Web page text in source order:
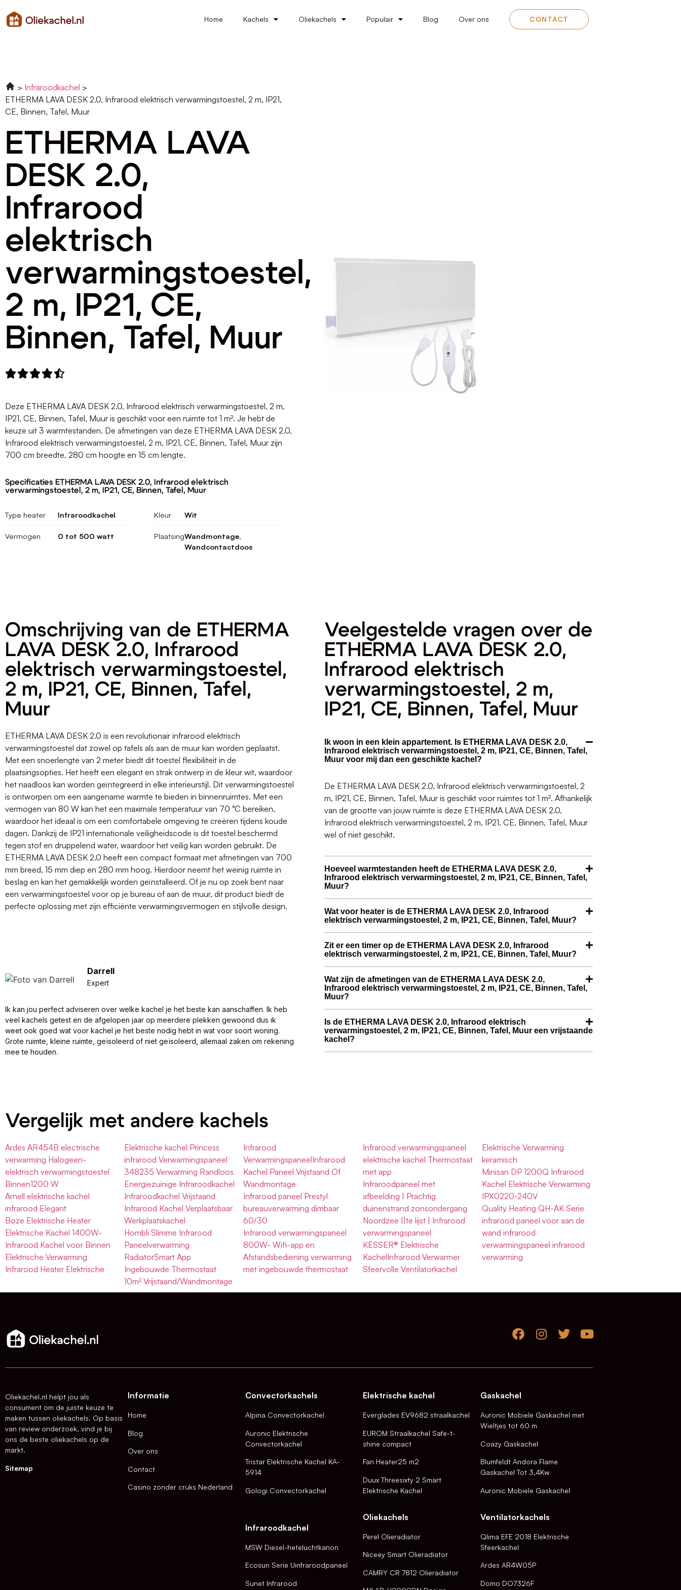
Home Kachels Oliekachels Populair Blog Over ons CONTACT
Infraroodkachel
ETHERMA LAVA DESK 2.0, Infrarood elektrisch verwarmingstoestel, 2 m, IP21,
CE, Binnen, Tafel, Muur
ETHERMA LAVA
DESK 2.0,
Infrarood
elektrisch
verwarmingstoestel,
2 m, IP21, CE,
Binnen, Tafel, Muur

Deze ETHERMA LAVA DESK 2.0, Infrarood elektrisch verwarmingstoestel, 2 m,
IP21, CE, Binnen, Tafel, Muur is geschikt voor een ruimte tot 1 m². Je hebt de
keuze uit 3 warmtestanden. De afmetingen van deze ETHERMA LAVA DESK 2.0,
Infrarood elektrisch verwarmingstoestel, 2 m, IP21, CE, Binnen, Tafel, Muur zijn
700 cm breedte, 280 cm hoogte en 15 cm lengte.
Specificaties ETHERMA LAVA DESK 2.0, Infrarood elektrisch
verwarmingstoestel, 2 m, IP21, CE, Binnen, Tafel, Muur
Type heater Infraroodkachel
Vermogen 0 tot 500 watt
Kleur Wit
PlaatsingWandmontage,
Wandcontactdoos
Omschrijving van de ETHERMA
LAVA DESK 2.0, Infrarood
elektrisch verwarmingstoestel,
2 m, IP21, CE, Binnen, Tafel,
Muur
ETHERMA LAVA DESK 2.0 is een revolutionair infrarood elektrisch
verwarmingstoestel dat zowel op tafels als aan de muur kan worden geplaatst.
Met een snoerlengte van 2 meter biedt dit toestel flexibiliteit in de
plaatsingsopties. Het heeft een elegant en strak ontwerp in de kleur wit, waardoor
het naadloos kan worden geïntegreerd in elke interieurstijl. Dit verwarmingstoestel
is ontworpen om een aangename warmte te bieden in binnenruimtes. Met een
vermogen van 80 W kan het een maximale temperatuur van 70 °C bereiken,
waardoor het ideaal is om een comfortabele omgeving te creëren tijdens koude
dagen. Dankzij de IP21 internationale veiligheidscode is dit toestel beschermd
tegen stof en druppelend water, waardoor het veilig kan worden gebruikt. De
ETHERMA LAVA DESK 2.0 heeft een compact formaat met afmetingen van 700
mm breed, 15 mm diep en 280 mm hoog. Hierdoor neemt het weinig ruimte in
beslag en kan het gemakkelijk worden geïnstalleerd. Of je nu op zoek bent naar
een verwarmingstoestel voor op je bureau of aan de muur, dit product biedt de
perfecte oplossing met zijn efficiënte verwarmingsvermogen en stijlvolle design.
Darrell
Expert
Ik kan jou perfect adviseren over welke kachel je het beste kan aanschaffen. Ik heb
veel kachels getest en de afgelopen jaar op meerdere plekken gewoond dus ik
weet ook goed wat voor kachel je het beste nodig hebt in wat voor soort woning.
Grote ruimte, kleine ruimte, geïsoleerd of niet geïsoleerd, allemaal zaken om rekening
mee te houden.
Veelgestelde vragen over de
ETHERMA LAVA DESK 2.0,
Infrarood elektrisch
verwarmingstoestel, 2 m,
IP21, CE, Binnen, Tafel, Muur
Ik woon in een klein appartement. Is ETHERMA LAVA DESK 2.0,
Infrarood elektrisch verwarmingstoestel, 2 m, IP21, CE, Binnen, Tafel,
Muur voor mij dan een geschikte kachel?
De ETHERMA LAVA DESK 2.0, Infrarood elektrisch verwarmingstoestel, 2
m, IP21, CE, Binnen, Tafel, Muur is geschikt voor ruimtes tot 1 m². Afhankelijk
van de grootte van jouw ruimte is deze ETHERMA LAVA DESK 2.0,
Infrarood elektrisch verwarmingstoestel, 2 m, IP21, CE, Binnen, Tafel, Muur
wel of niet geschikt.
Hoeveel warmtestanden heeft de ETHERMA LAVA DESK 2.0,
Infrarood elektrisch verwarmingstoestel, 2 m, IP21, CE, Binnen, Tafel,
Muur?
Wat voor heater is de ETHERMA LAVA DESK 2.0, Infrarood
elektrisch verwarmingstoestel, 2 m, IP21, CE, Binnen, Tafel, Muur?
Zit er een timer op de ETHERMA LAVA DESK 2.0, Infrarood
elektrisch verwarmingstoestel, 2 m, IP21, CE, Binnen, Tafel, Muur?
Wat zijn de afmetingen van de ETHERMA LAVA DESK 2.0,
Infrarood elektrisch verwarmingstoestel, 2 m, IP21, CE, Binnen, Tafel,
Muur?
Is de ETHERMA LAVA DESK 2.0, Infrarood elektrisch
verwarmingstoestel, 2 m, IP21, CE, Binnen, Tafel, Muur een vrijstaande
kachel?
Vergelijk met andere kachels
Ardes AR454B electrische
verwarming Halogeen-
elektrisch verwarmingstoestel
Binnen1200 W
Arnell elektrische kachel
infrarood Elegant
Boze Elektrische Heater
Elektrische Kachel 1400W-
Infrarood Kachel voor Binnen
Elektrische Verwarming
Infrarood Heater Elektrische
Elektrische kachel Princess
infrarood Verwarmingspaneel
348235 Verwarming Randloos
Energiezuinige Infraroodkachel
Infraroodkachel Vrijstaand
Infrarood Kachel Verplaatsbaar
Werkplaatskachel
Hombli Slimme Infrarood
Paneelverwarming
RadiatorSmart App
Ingebouwde Thermostaat
10m² Vrijstaand/Wandmontage
Infrarood
VerwarmingspaneelInfrarood
Kachel Paneel Vrijstaand Of
Wandmontage
Infrarood paneel Prestyl
bureauverwarming dimbaar
60/30
Infrarood verwarmingspaneel
800W- Wifi-app en
Afstandsbediening verwarming
met ingebouwde thermostaat
Infrarood verwarmingspaneel
elektrische kachel Thermostaat
met app
Infraroodpaneel met
afbeelding | Prachtig
duinenstrand zonsondergang
Noordzee ||te lijst | Infrarood
verwarmingspaneel
KESSER® Elektrische
KachelInfrarood Verwarmer
Sfeervolle Ventilatorkachel
Elektrische Verwarming
keramisch
Minisan DP 1200Q Infrarood
Kachel Elektrische Verwarming
IPX0220-240V
Quality Heating QH-AK Serie
infrarood paneel voor aan de
wand infrarood
verwarmingspaneel infrarood
verwarming
Oliekachel.nl helpt jou als
consument om de juiste keuze te
maken tussen oliekachels. Op basis
van review onderzoek, vind je bij
ons de beste oliekachels op de
markt.
Sitemap
Informatie
Home
Blog
Over ons
Contact
Casino zonder cruks Nederland
Convectorkachels
Alpina Convectorkachel
Auronic Elektrische
Convectorkachel
Tristar Elektrische Kachel KA-
5914
Gologi Convectorkachel
Infraroodkachel
MSW Diesel-heteluchtkanon
Ecosun Serie Uinfraroodpaneel
Sunet Infrarood
Elektrische kachel
Everglades EV9682 straalkachel
EUROM Straalkachel Safe-t-
shine compact
Fan Heater25 m2
Duux Threesixty 2 Smart
Elektrische Kachel
Oliekachels
Perel Olieradiator
Niceey Smart Olieradiator
CAMRY CR 7812 Olieradiator
Gaskachel
Auronic Mobiele Gaskachel met
Wieltjes tot 60 m
Coazy Gaskachel
Blumfeldt Andora Flame
Gaskachel Tot 3,4Kw
Auronic Mobiele Gaskachel
Ventilatorkachels
Qlima EFE 2018 Elektrische
Sfeerkachel
Ardes AR4W05P
Domo DO7326F